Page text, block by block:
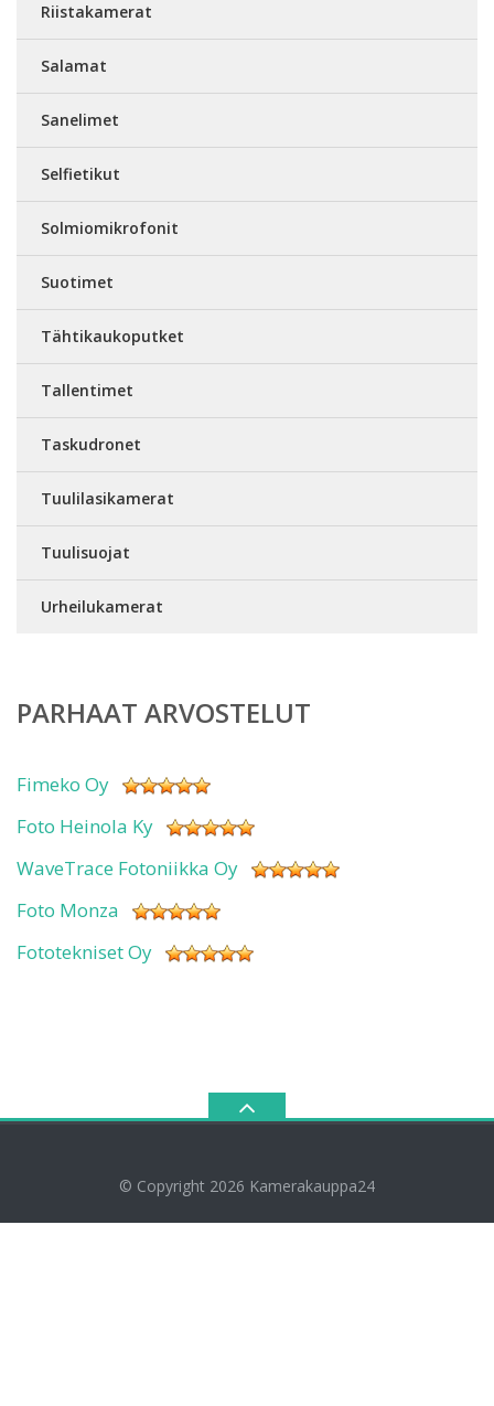
Riistakamerat
Salamat
Sanelimet
Selfietikut
Solmiomikrofonit
Suotimet
Tähtikaukoputket
Tallentimet
Taskudronet
Tuulilasikamerat
Tuulisuojat
Urheilukamerat
PARHAAT ARVOSTELUT
Fimeko Oy
Foto Heinola Ky
WaveTrace Fotoniikka Oy
Foto Monza
Fototekniset Oy
© Copyright 2026 Kamerakauppa24